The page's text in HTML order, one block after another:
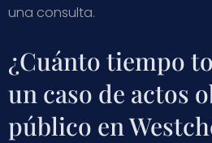
una consulta.
¿Cuánto tiempo
un caso de actos
público en